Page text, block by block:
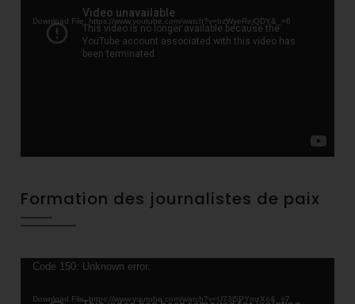
Download File: https://www.youtube.com/watch?v=bzWyeRejQDY&_=6
Formation des journalistes de paix
Video
Code 150: Unknown error.
Download File: https://www.youtube.com/watch?v=U73l5PYmzXo&_=7